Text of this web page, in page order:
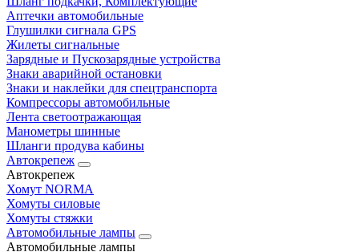
Аптечки автомобильные
Глушилки сигнала GPS
Жилеты сигнальные
Зарядные и Пускозарядные устройства
Знаки аварийной остановки
Знаки и наклейки для спецтранспорта
Компрессоры автомобильные
Лента светоотражающая
Манометры шинные
Шланги продува кабины
Автокрепеж
Автокрепеж
Хомут NORMA
Хомуты силовые
Хомуты стяжки
Автомобильные лампы
Автомобильные лампы